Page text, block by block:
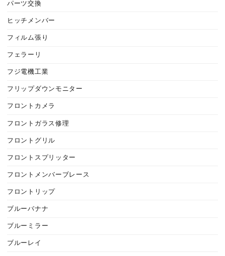
パーツ交換
ヒッチメンバー
フィルム張り
フェラーリ
フジ電機工業
フリップダウンモニター
フロントカメラ
フロントガラス修理
フロントグリル
フロントスプリッター
フロントメンバーブレース
フロントリップ
ブルーバナナ
ブルーミラー
ブルーレイ